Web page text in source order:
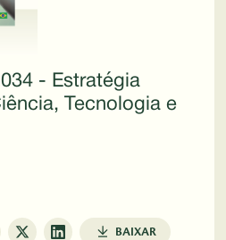
- Estratégia
Tecnologia e
BAIXAR